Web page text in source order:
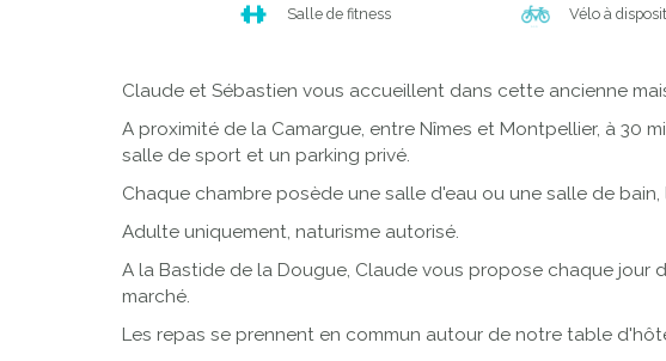
Salle de fitness
Vélo à
Claude et Sébastien vous accueillent dans cette ancienne
A proximité de la Camargue, entre Nîmes et Montpellier, à 30
salle de sport et un parking privé.
Chaque chambre posède une salle d'eau ou une salle de
Adulte uniquement, naturisme autorisé.
A la Bastide de la Dougue, Claude vous propose chaque jour
marché.
Les repas se prennent en commun autour de notre table